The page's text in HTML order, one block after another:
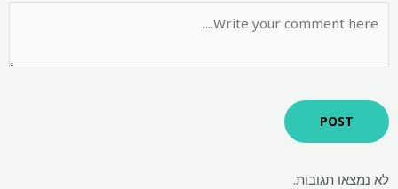
לא נמצאו תגובות.